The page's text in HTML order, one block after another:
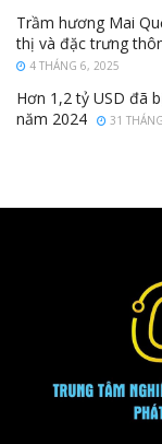
Trầm hương Mai
thị và đặc trưng
4 THÁNG 6, 2025
Hơn 1,2 tỷ USD đã
năm 2024
31